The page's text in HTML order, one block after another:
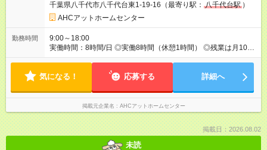
千葉県八千代市八千代台東1-19-16（最寄り駅： 八千代台駅 ）
AHCアットホームセンター
勤務時間
9:00～18:00
実働時間：8時間/日 ◎実働8時間（休憩1時間） ◎残業は月10時
間以内です ＼業務負担軽減／ 業務を他の総務部のメンバーと分
る協力会社さんが多く、連絡・連携もスムーズなため、 円滑に
気になる！ 応募する 詳細へ
掲載元企業名 AHCアットホームセンター
掲載日：2026.08.02
未読